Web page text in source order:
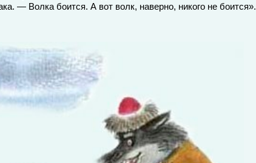
— Волка боится. А вот волк, наверно, никого не боится».